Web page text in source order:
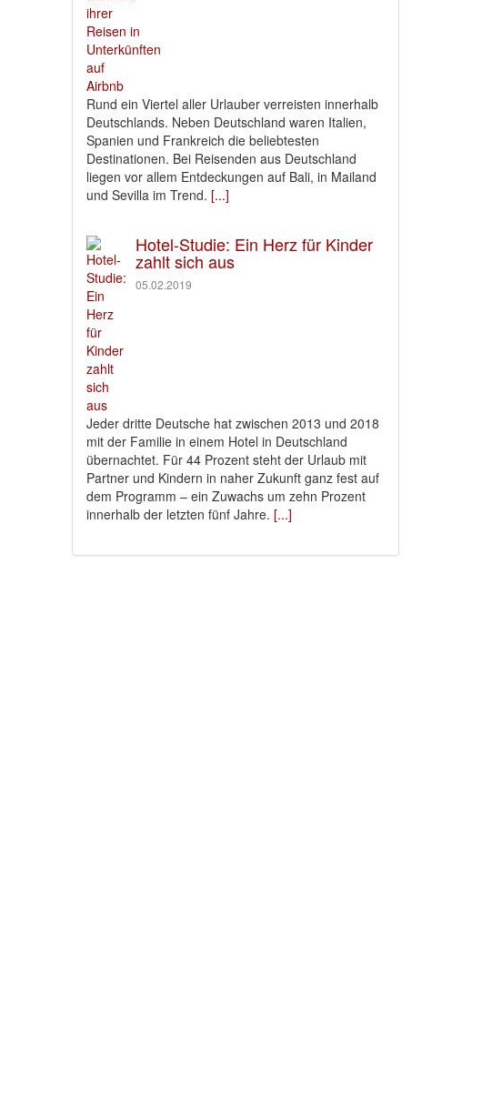
Rund ein Viertel aller Urlauber verreisten innerhalb
Deutschlands. Neben Deutschland waren Italien,
Spanien und Frankreich die beliebtesten
Destinationen. Bei Reisenden aus Deutschland
liegen vor allem Entdeckungen auf Bali, in Mailand
und Sevilla im Trend. [...]
Hotel-Studie: Ein Herz für Kinder
zahlt sich aus
05.02.2019
Jeder dritte Deutsche hat zwischen 2013 und 2018
mit der Familie in einem Hotel in Deutschland
übernachtet. Für 44 Prozent steht der Urlaub mit
Partner und Kindern in naher Zukunft ganz fest auf
dem Programm – ein Zuwachs um zehn Prozent
innerhalb der letzten fünf Jahre. [...]